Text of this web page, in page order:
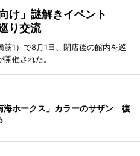
け」謎解きイベント
り交流
1）で8月1日、閉店後の館内を巡
催された。
海ホークス」カラーのサザン 復